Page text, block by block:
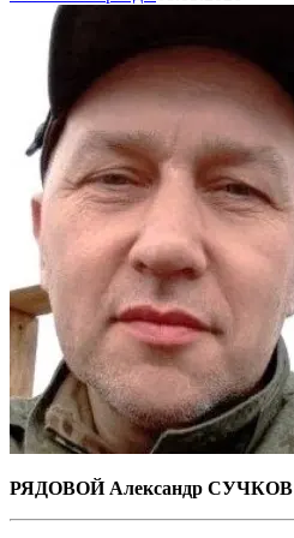
РЯДОВОЙ Александр СУЧКОВ